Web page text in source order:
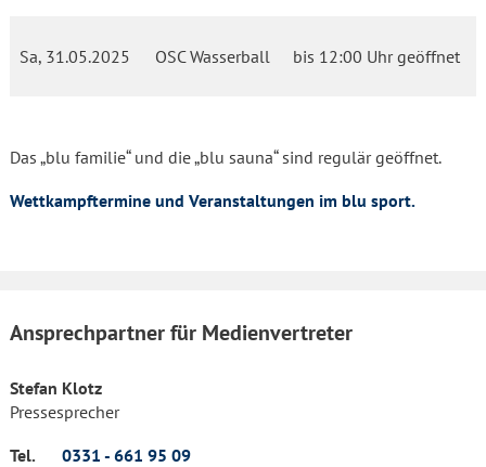
Sa, 31.05.2025 OSC Wasserball bis 12:00 Uhr geöffnet
Das „blu familie“ und die „blu sauna“ sind regulär geöffnet.
Wettkampftermine und Veranstaltungen im blu sport.
Ansprechpartner für Medienvertreter
Stefan Klotz
Pressesprecher
Tel.
0331 - 661 95 09